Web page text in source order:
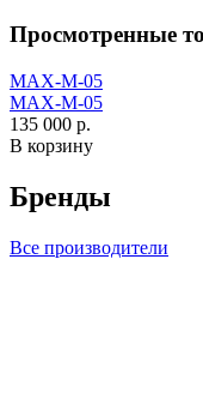
Просмотренные
MAX-M-05
MAX-M-05
135 000 р.
В корзину
Бренды
Все производители